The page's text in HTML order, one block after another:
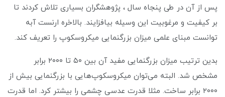
پس از آن در طی پنجاه سال ، پژوهشگران بسیاری تلاش کردند تا
بر کیفیت و مرغوبیت این وسیله بیافزایند. بالاخره ارنست آبه
توانست مبنای علمی میزان بزرگنمایی میکروسکوپ را تعریف کند.
بدین ترتیب میزان بزرگنمایی مفید آن بین ۵۰ تا ۲۰۰۰ برابر
مشخص شد. البته می‌توان میکروسکوپ‌هایی با بزرگنمایی بیش از
۲۰۰۰ برابر ساخت. مثلا قدرت عدسی چشمی را بیشتر کرد. اما قدرت